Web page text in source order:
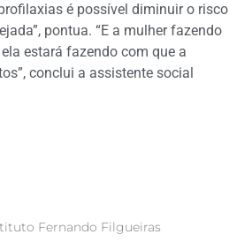
é possível diminuir o risco
pontua. “E a mulher fazendo
estará fazendo com que a
conclui a assistente social
Fernando Filgueiras